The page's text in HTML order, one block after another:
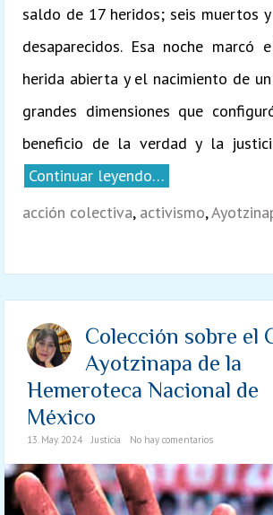
saldo de 17 heridos; seis muertos
desaparecidos. Esa noche marcó
herida abierta y el nacimiento de
grandes dimensiones que
beneficio de la verdad y la
Continuar leyendo…
acción colectiva, activismo,
Colección sobre el
Ayotzinapa de la
Hemeroteca Nacional de
México
13. May. 2024 Justicia No hay comentarios